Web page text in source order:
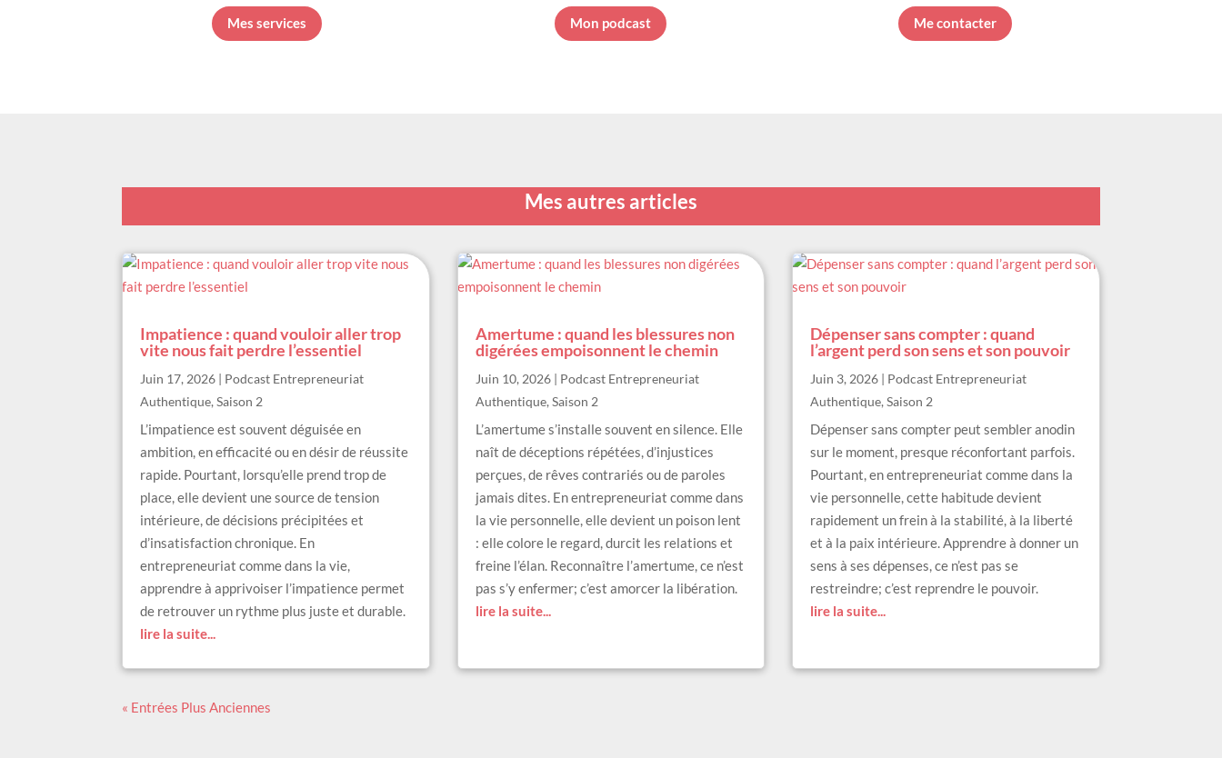
Mes services Mon podcast Me contacter
Mes autres articles
Impatience : quand vouloir aller trop
vite nous fait perdre l’essentiel
Juin 17, 2026 | Podcast Entrepreneuriat
Authentique,Saison 2
L’impatience est souvent déguisée en
ambition, en efficacité ou en désir de réussite
rapide. Pourtant, lorsqu’elle prend trop de
place, elle devient une source de tension
intérieure, de décisions précipitées et
d’insatisfaction chronique. En
entrepreneuriat comme dans la vie,
apprendre à apprivoiser l’impatience permet
de retrouver un rythme plus juste et durable.
lire la suite...
Amertume : quand les blessures non
digérées empoisonnent le chemin
Juin 10, 2026| Podcast Entrepreneuriat
Authentique, Saison 2
L’amertume s’installe souvent en silence. Elle
naît de déceptions répétées, d’injustices
perçues, de rêves contrariés ou de paroles
jamais dites. En entrepreneuriat comme dans
la vie personnelle, elle devient un poison lent
: elle colore le regard, durcit les relations et
freine l’élan. Reconnaître l’amertume, ce n’est
pas s’y enfermer; c’est amorcer la libération.
lire la suite...
Dépenser sans compter : quand
l’argent perd son sens et son pouvoir
Juin 3, 2026 | Podcast Entrepreneuriat
Authentique,Saison 2
Dépenser sans compter peut sembler anodin
sur le moment, presque réconfortant parfois.
Pourtant, en entrepreneuriat comme dans la
vie personnelle, cette habitude devient
rapidement un frein à la stabilité, à la liberté
et à la paix intérieure. Apprendre à donner un
sens à ses dépenses, ce n’est pas se
restreindre; c’est reprendre le pouvoir.
lire la suite...
« Entrées Plus Anciennes